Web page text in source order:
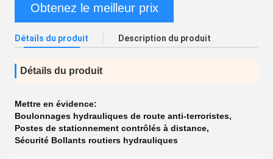
Obtenez le meilleur prix
Détails du produit Description du produit
Détails du produit
Mettre en évidence:
Boulonnages hydrauliques de route anti-terroristes,
Postes de stationnement contrôlés à distance,
Sécurité Bollants routiers hydrauliques